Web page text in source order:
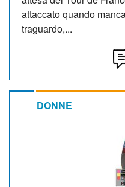
attaccato quando
traguardo,...
DONNE